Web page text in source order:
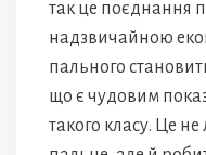
так це поєднання
надзвичайною
пального
що є чудовим
такого класу. Це